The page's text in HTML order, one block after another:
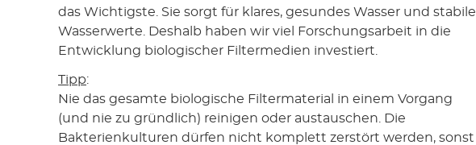
das Wichtigste. Sie sorgt für klares, gesundes Wasser und stabile
Wasserwerte. Deshalb haben wir viel Forschungsarbeit in die
Entwicklung biologischer Filtermedien investiert.
Tipp:
Nie das gesamte biologische Filtermaterial in einem Vorgang
(und nie zu gründlich) reinigen oder austauschen. Die
Bakterienkulturen dürfen nicht komplett zerstört werden, sonst